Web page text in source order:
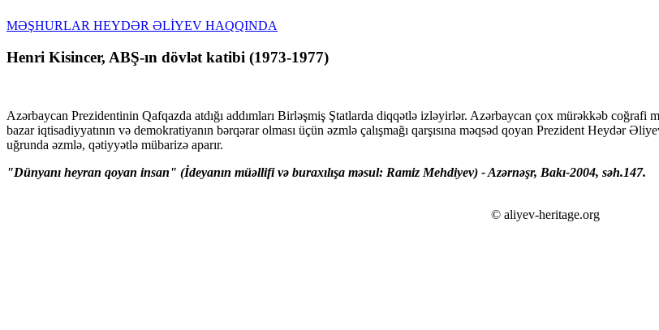
MƏŞHURLAR HEYDƏR ƏLİYEV HAQQINDA
Henri Kisincer, ABŞ-ın dövlət katibi (1973-1977)
Azərbaycan Prezidentinin Qafqazda atdığı addımları Birləşmiş Ştatlarda diqqətlə izləyirlər. Azərbaycan çox mürəkkəb
bazar iqtisadiyyatının və demokratiyanın bərqərar olması üçün əzmlə çalışmağı qarşısına məqsəd qoyan Prezident
uğrunda əzmlə, qətiyyətlə mübarizə aparır.
"Dünyanı heyran qoyan insan" (İdeyanın müəllifi və buraxılışa məsul: Ramiz Mehdiyev) - Azərnəşr, Bakı-2004, səh.147.
© aliyev-heritage.org